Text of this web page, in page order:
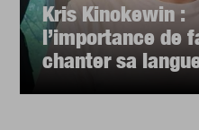
Kris Kinokewin :
l’importance de
chanter sa